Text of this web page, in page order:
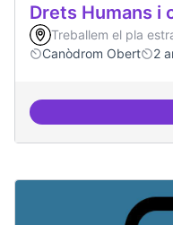
Drets Humans i
Treballem el pla
Canòdrom Obert
2